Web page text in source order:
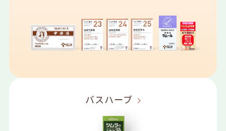
バスハーブ